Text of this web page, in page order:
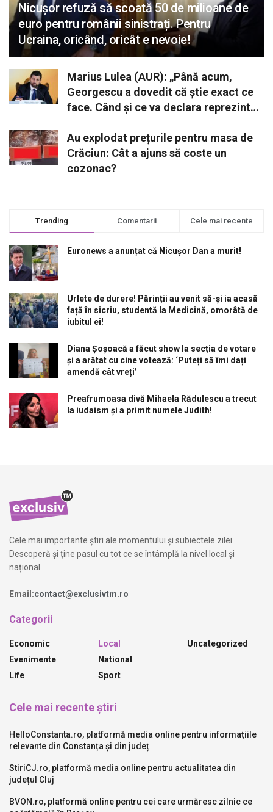
Nicușor refuză să scoată 50 de milioane de
euro pentru românii sinistrați. Pentru
Ucraina, oricând, oricât e nevoie!
Marius Lulea (AUR): „Până acum,
Georgescu a dovedit că știe exact ce
face. Când și ce va declara reprezintă
Au explodat prețurile pentru masa de
Crăciun: Cât a ajuns să coste un
cozonac?
Trending Comentarii Cele mai recente
Euronews a anunțat că Nicușor Dan a murit!
Urlete de durere! Părinții au venit să-și ia acasă
față în sicriu, studentă la Medicină, omorâtă de
iubitul ei!
Diana Șoșoacă a făcut show la secția de votare
și a arătat cu cine votează: ‘Puteți să îmi dați
amendă cât vreți’
Preafrumoasa divă Mihaela Rădulescu a trecut
la iudaism și a primit numele Judith!
Cele mai importante știri ale momentului și subiectele zilei.
Descoperă și ține pasul cu tot ce se întâmplă la nivel local și
național.
Email:contact@exclusivtm.ro
Categorii
Economic
Evenimente
Life
Local
National
Sport
Uncategorized
Cele mai recente știri
HelloConstanta.ro, platformă media online pentru informațiile
relevante din Constanța și din județ
StiriCJ.ro, platformă media online pentru actualitatea din
județul Cluj
BVON.ro, platformă online pentru cei care urmăresc zilnic ce